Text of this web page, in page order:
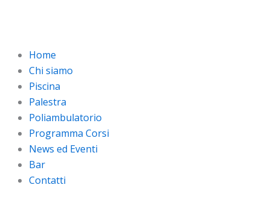
Home
Chi siamo
Piscina
Palestra
Poliambulatorio
Programma Corsi
News ed Eventi
Bar
Contatti